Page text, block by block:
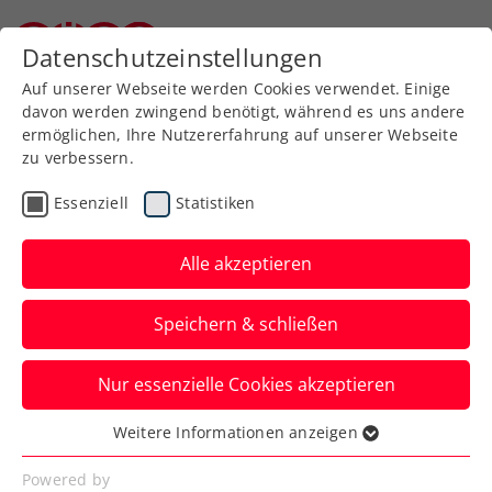
Zurück zur Newsübersicht
ATP
LAYJET-OPEN: ÖTV-Trio
Schwärzler, Sorger und
Kopp out
Speziell die letzteren Zwei verkaufen sich
dabei beim ATP-Challenger in Bad
Waltersdorf aber teuer.
Verfasst von: Presseaussendung / Redaktion, 18.09.2025
Datenschutzeinstellungen
Auf unserer Webseite werden Cookies verwendet. Einige
davon werden zwingend benötigt, während es uns andere
ermöglichen, Ihre Nutzererfahrung auf unserer Webseite
zu verbessern.
Essenziell Statistiken
Alle akzeptieren
Speichern & schließen
Nur essenzielle Cookies akzeptieren
Essenziell
Essenzielle Cookies werden für grundlegende
Weitere Informationen anzeigen
Powered by